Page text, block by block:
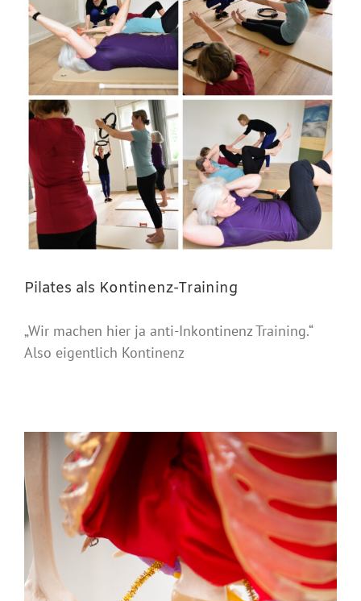
Pilates als Kontinenz-Training
„Wir machen hier ja anti-Inkontinenz Training.“
Also eigentlich Kontinenz